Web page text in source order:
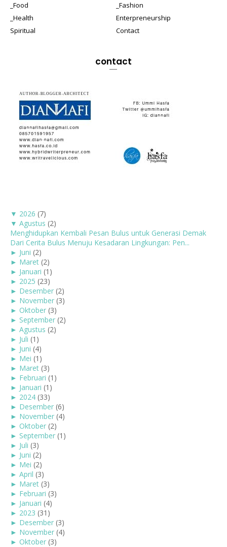
_Food
_Fashion
_Health
Enterpreneurship
Spiritual
Contact
contact
▼ 2026 (7)
▼ Agustus (2)
Menghidupkan Kembali Pesan Bulus untuk Generasi Demak
Dari Cerita Bulus Menuju Kesadaran Lingkungan: Pen...
► Juni (2)
► Maret (2)
► Januari (1)
► 2025 (23)
► Desember (2)
► November (3)
► Oktober (3)
► September (2)
► Agustus (2)
► Juli (1)
► Juni (4)
► Mei (1)
► Maret (3)
► Februari (1)
► Januari (1)
► 2024 (33)
► Desember (6)
► November (4)
► Oktober (2)
► September (1)
► Juli (3)
► Juni (2)
► Mei (2)
► April (3)
► Maret (3)
► Februari (3)
► Januari (4)
► 2023 (31)
► Desember (3)
► November (4)
► Oktober (3)